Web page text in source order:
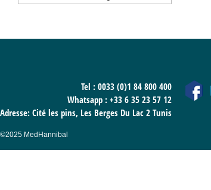
Tel : 0033 (0)1 84 800 400
Whatsapp : +33 6 35 23 57 12
Adresse: Cité les pins, Les Berges Du Lac 2 Tunis
©2025 MedHannibal